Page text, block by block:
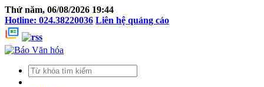
Thứ năm, 06/08/2026 19:44
Hotline: 024.38220036 Liên hệ quảng cáo